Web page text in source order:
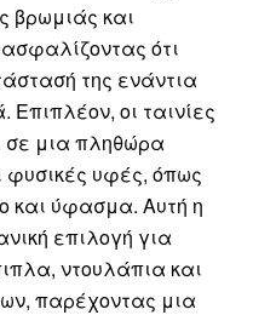
βρωμιάς και
ότι
της ενάντια
οι ταινίες
σε μια πληθώρα
φυσικές υφές, όπως
και ύφασμα. Αυτή η
επιλογή για
ντουλάπια και
παρέχοντας μια